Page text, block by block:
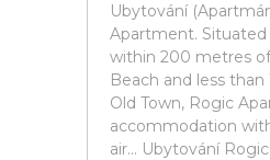
Ubytování
Apartment. Situated
within 200 metres
Beach and less than
Old Town, Rogic
accommodation
air... Ubytování